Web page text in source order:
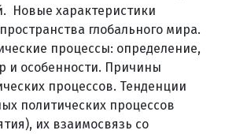
Новые характеристики
глобального мира.
процессы: определение,
и особенности. Причины
процессов. Тенденции
политических процессов
их взаимосвязь со